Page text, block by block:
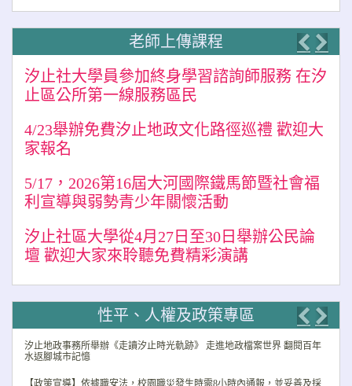
老師上傳課程
汐止社大學員參加終身學習諮詢師服務 在汐
止區公所第一線服務區民
4/23舉辦免費汐止地政文化路徑巡禮 歡迎大
家報名
5/17，2026第16屆大河國際鐵馬節暨社會福
利宣導與弱勢青少年關懷活動
汐止社區大學從4月27日至30日舉辦公民論
壇 歡迎大家來聆聽免費精彩演講
性平、人權及政策專區
汐止地政事務所舉辦《走讀汐止時光軌跡》 走進地政檔案世界 翻閱百年
水返腳城市記憶
【政策宣導】依據職安法，校園職災發生時需8小時內通報，並妥善及採